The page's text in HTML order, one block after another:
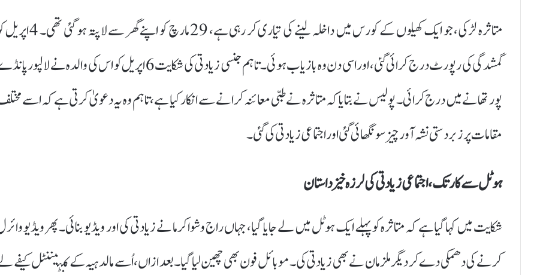
متاثرہ لڑکی، جو ایک کھیلوں کے کورس میں داخلہ لینے کی تیاری کر رہی ہے، 29 مارچ کو اپنے گھر
گمشدگی کی رپورٹ درج کرائی گئی، اور اسی دن وہ بازیاب ہوئی۔ تاہم جنسی زیادتی کی شکایت 6 اپریل کو اس کی والدہ نے
پور تھانے میں درج کرائی۔ پولیس نے بتایا کہ متاثرہ نے طبی معائنہ کرانے سے انکار کیا ہے، تاہم وہ یہ دعویٰ کرتی ہے کہ اسے
مقامات پر زبردستی نشہ آور چیز سونگھائی گئی اور اجتماعی زیادتی کی گئی۔
ہوٹل سے کار تک، اجتماعی زیادتی کی لرزہ خیز داستان
شکایت میں کہا گیا ہے کہ متاثرہ کو پہلے ایک ہوٹل میں لے جایا گیا، جہاں راج وشواکرما نے زیادتی کی اور ویڈیو بنائی۔ پھر ویڈیو
کرنے کی دھمکی دے کر دیگر ملزمان نے بھی زیادتی کی۔ موبائل فون بھی چھین لیا گیا۔ بعد ازاں، اُسے مالدہیہ کے کنٹیننٹل کیفے